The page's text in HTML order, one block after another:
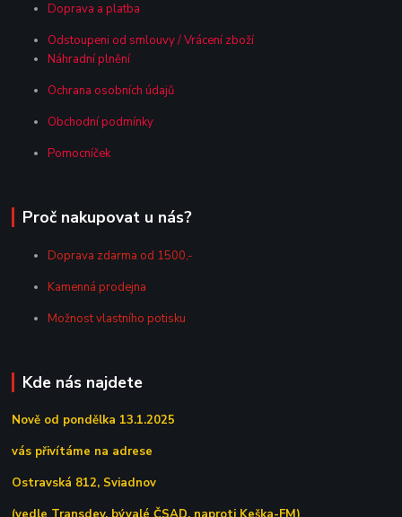
Doprava a platba
Odstoupeni od smlouvy / Vrácení zboží
Náhradní plnění
Ochrana osobních údajů
Obchodní podmínky
Pomocníček
Proč nakupovat u nás?
Doprava zdarma od 1500,-
Kamenná prodejna
Možnost vlastního potisku
Kde nás najdete
Nově od pondělka 13.1.2025
vás přivítáme na adrese
Ostravská 812, Sviadnov